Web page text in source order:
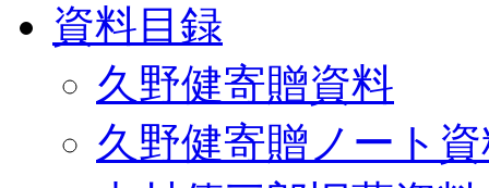
資料目録
久野健寄贈資料
久野健寄贈ノート